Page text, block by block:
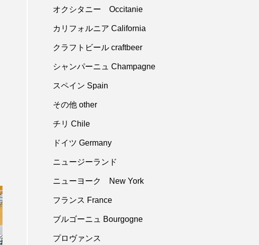
オクシタニー Occitanie
カリフォルニア California
クラフトビール craftbeer
シャンパーニュ Champagne
スペイン Spain
その他 other
チリ Chile
ドイツ Germany
ニュージーランド
ニューヨーク New York
フランス France
ブルゴーニュ Bourgogne
プロヴァンス